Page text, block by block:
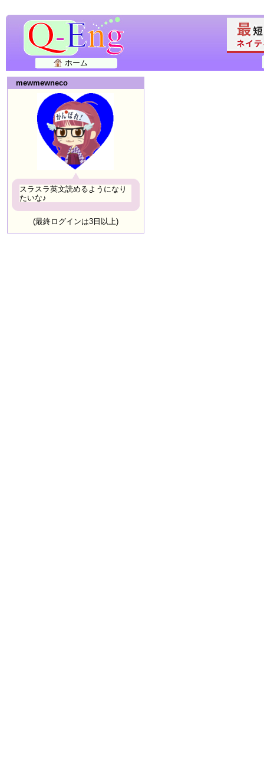
ホーム
mewmewneco
スラスラ英文読めるようになり
たいな♪
(最終ログインは3日以上)